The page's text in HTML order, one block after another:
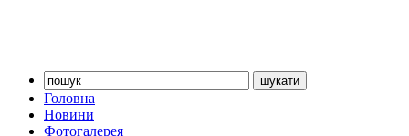
Головна
Новини
Фотогалерея